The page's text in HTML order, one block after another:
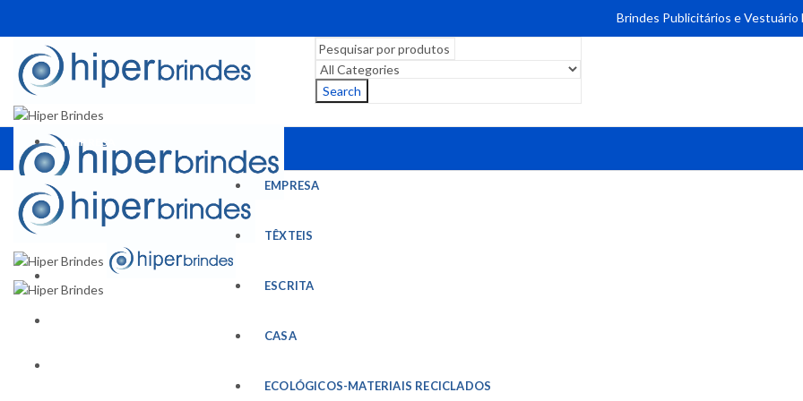
Brindes Publicitários e Vestuário
Search
EMPRESA
EMPRESA
TÊXTEIS
ESCRITA
CASA
ECOLÓGICOS-MATERIAIS RECICLADOS